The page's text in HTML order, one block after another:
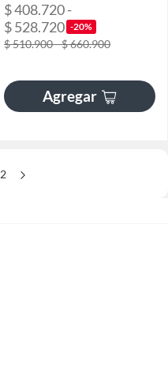
$ 408.720 -
$ 528.720 -20%
$ 510.900 - $ 660.900
Agregar
2